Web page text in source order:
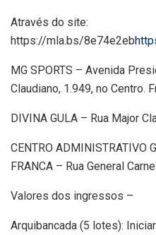
Através do site:
https://mla.bs/8e74e2eb
MG SPORTS – Avenida
Claudiano, 1.949, no Centro.
DIVINA GULA – Rua Major
CENTRO ADMINISTRATIVO
FRANCA – Rua General
Valores dos ingressos –
Arquibancada (5 lotes):